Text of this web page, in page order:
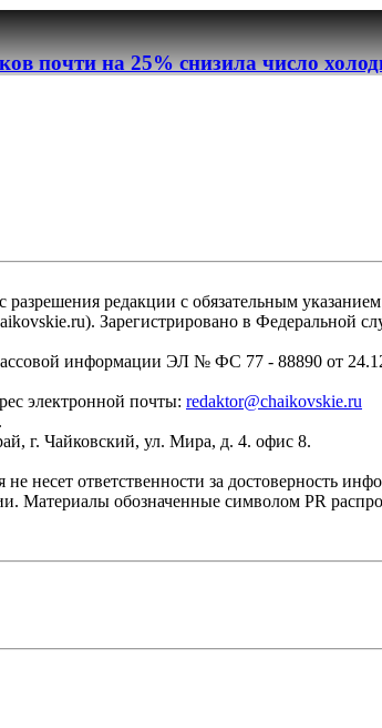
почти на 25% снизила число
разрешения редакции с обязательным
Зарегистрировано в Федеральной
информации ЭЛ № ФС 77 - 88890 от
электронной почты: redaktor@chaikovskie.ru
г. Чайковский, ул. Мира, д. 4. офис 8.
не несет ответственности за достоверность
Материалы обозначенные символом PR